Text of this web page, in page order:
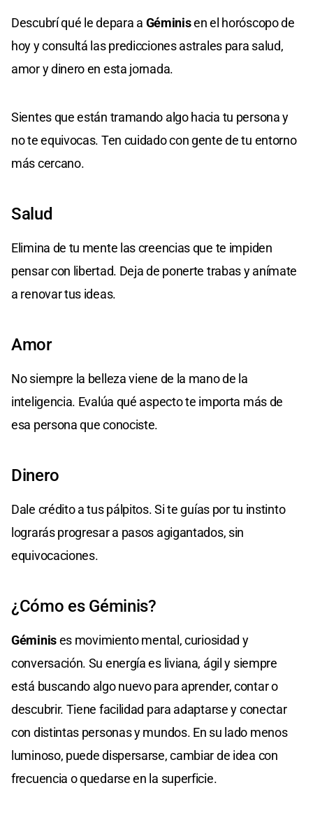
Descubrí qué le depara a Géminisen el horóscopo de
hoy y consultá las predicciones astrales para salud,
amor y dinero en esta jornada.
Sientes que están tramando algo hacia tu persona y
no te equivocas. Ten cuidado con gente de tu entorno
más cercano.
Salud
Elimina de tu mente las creencias que te impiden
pensar con libertad. Deja de ponerte trabas y anímate
a renovar tus ideas.
Amor
No siempre la belleza viene de la mano de la
inteligencia. Evalúa qué aspecto te importa más de
esa persona que conociste.
Dinero
Dale crédito a tus pálpitos. Si te guías por tu instinto
lograrás progresar a pasos agigantados, sin
equivocaciones.
¿Cómo es Géminis?
Géminises movimiento mental, curiosidad y
conversación. Su energía es liviana, ágil y siempre
está buscando algo nuevo para aprender, contar o
descubrir. Tiene facilidad para adaptarse y conectar
con distintas personas y mundos. En su lado menos
luminoso, puede dispersarse, cambiar de idea con
frecuencia o quedarse en la superficie.